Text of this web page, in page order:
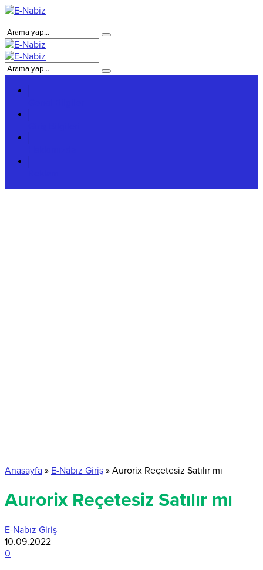
Anasayfa » E-Nabız Giriş » Aurorix Reçetesiz Satılır mı
Aurorix Reçetesiz Satılır mı
E-Nabız Giriş
10.09.2022
0